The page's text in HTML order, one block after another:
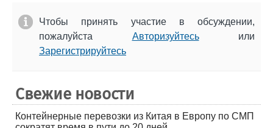
Чтобы принять участие в обсуждении,
пожалуйста Авторизуйтесьили
Зарегистрируйтесь
Свежие новости
Контейнерные перевозки из Китая в Европу по СМП